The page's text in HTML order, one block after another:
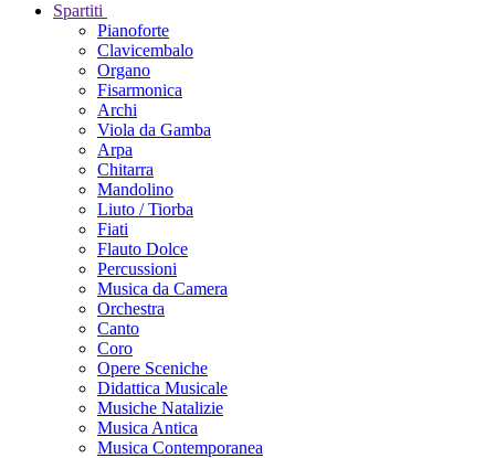
Spartiti
Pianoforte
Clavicembalo
Organo
Fisarmonica
Archi
Viola da Gamba
Arpa
Chitarra
Mandolino
Liuto / Tiorba
Fiati
Flauto Dolce
Percussioni
Musica da Camera
Orchestra
Canto
Coro
Opere Sceniche
Didattica Musicale
Musiche Natalizie
Musica Antica
Musica Contemporanea